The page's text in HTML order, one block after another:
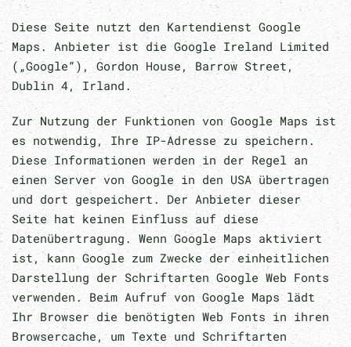
Diese Seite nutzt den Kartendienst Google
Maps. Anbieter ist die Google Ireland Limited
(„Google“), Gordon House, Barrow Street,
Dublin 4, Irland.
Zur Nutzung der Funktionen von Google Maps ist
es notwendig, Ihre IP-Adresse zu speichern.
Diese Informationen werden in der Regel an
einen Server von Google in den USA übertragen
und dort gespeichert. Der Anbieter dieser
Seite hat keinen Einfluss auf diese
Datenübertragung. Wenn Google Maps aktiviert
ist, kann Google zum Zwecke der einheitlichen
Darstellung der Schriftarten Google Web Fonts
verwenden. Beim Aufruf von Google Maps lädt
Ihr Browser die benötigten Web Fonts in ihren
Browsercache, um Texte und Schriftarten